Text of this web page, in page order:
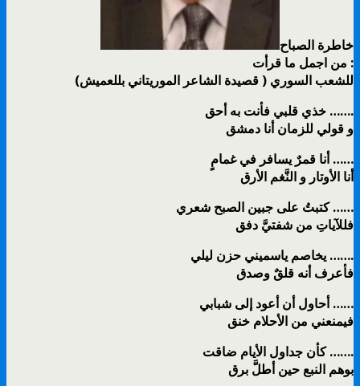
خاطرة الصباح
من اجمل ما قرأت :
(قصيدة الشاعر الموريتاني بللعميش ) للشعب السوري
خذي قلبي فأنت به أحق …….
و قولي للزمان أنا دمشق
أنا قمرٌ يسافر في غمامٍ ……
أنا الأوتار و النَّغم الأرق
كتبتُ على جبين الصبح شعري ……
فللآياتِ من شفتيَّ دفق
يخاصم ياسميني حزن ليلي …….
فأعرف أنه قلقٌ وصدق
أحاول أن أعود إلى شبابي ……
فيمنعني من الأحلام خنق
كأن جداول الأيام ضاقت …….
بوهم النبع حين أطلَّ برق